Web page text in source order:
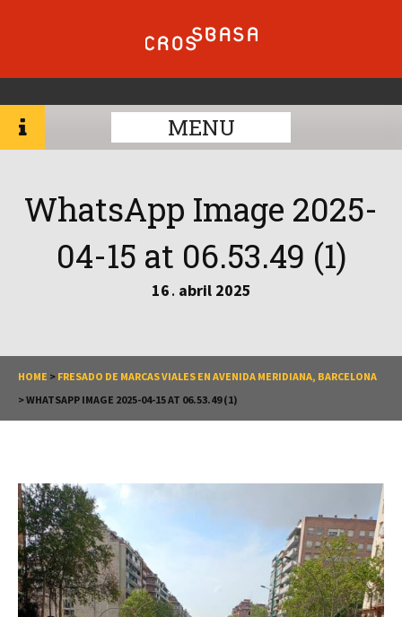
MENU
WhatsApp Image 2025-
04-15 at 06.53.49 (1)
16 . abril 2025
HOME > FRESADO DE MARCAS VIALES EN AVENIDA MERIDIANA, BARCELONA
>WHATSAPP IMAGE 2025-04-15 AT 06.53.49 (1)